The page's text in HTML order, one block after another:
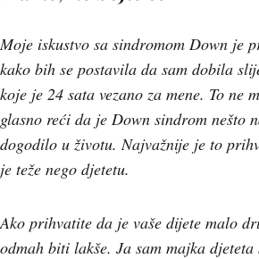
Moje iskustvo sa sindromom Down je
kako bih se postavila da sam dobila
koje je 24 sata vezano za mene. To ne
glasno reći da je Down sindrom nešto
dogodilo u životu. Najvažnije je to
je teže nego djetetu.
Ako prihvatite da je vaše dijete malo
odmah biti lakše. Ja sam majka djeteta